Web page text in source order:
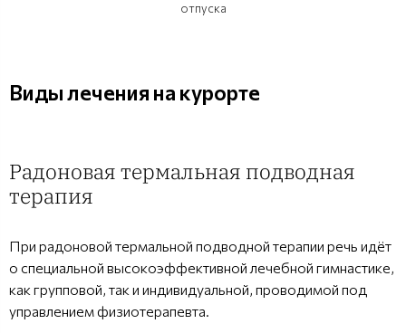
отпуска
Виды лечения на курорте
Радоновая термальная подводная
терапия
При радоновой термальной подводной терапии речь идёт
о специальной высокоэффективной лечебной гимнастике,
как групповой, так и индивидуальной, проводимой под
управлением физиотерапевта.